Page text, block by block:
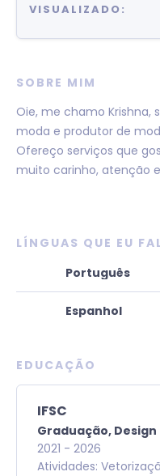
VISUALIZADO:
SOBRE MIM
Oie, me chamo Krishna,
moda e produtor de
Ofereço serviços que
muito carinho, atenção
LÍNGUAS QUE EU
EDUCAÇÃO
IFSC
Graduação,
2021 - 2026
Atividades: